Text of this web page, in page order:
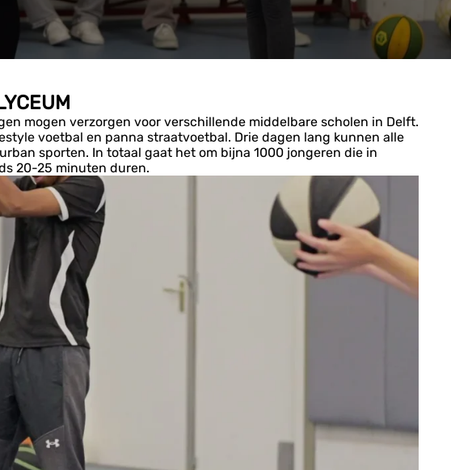
mogen verzorgen voor verschillende middelbare scholen in Delft.
voetbal en panna straatvoetbal. Drie dagen lang kunnen alle
sporten. In totaal gaat het om bijna 1000 jongeren die in
20-25 minuten duren.